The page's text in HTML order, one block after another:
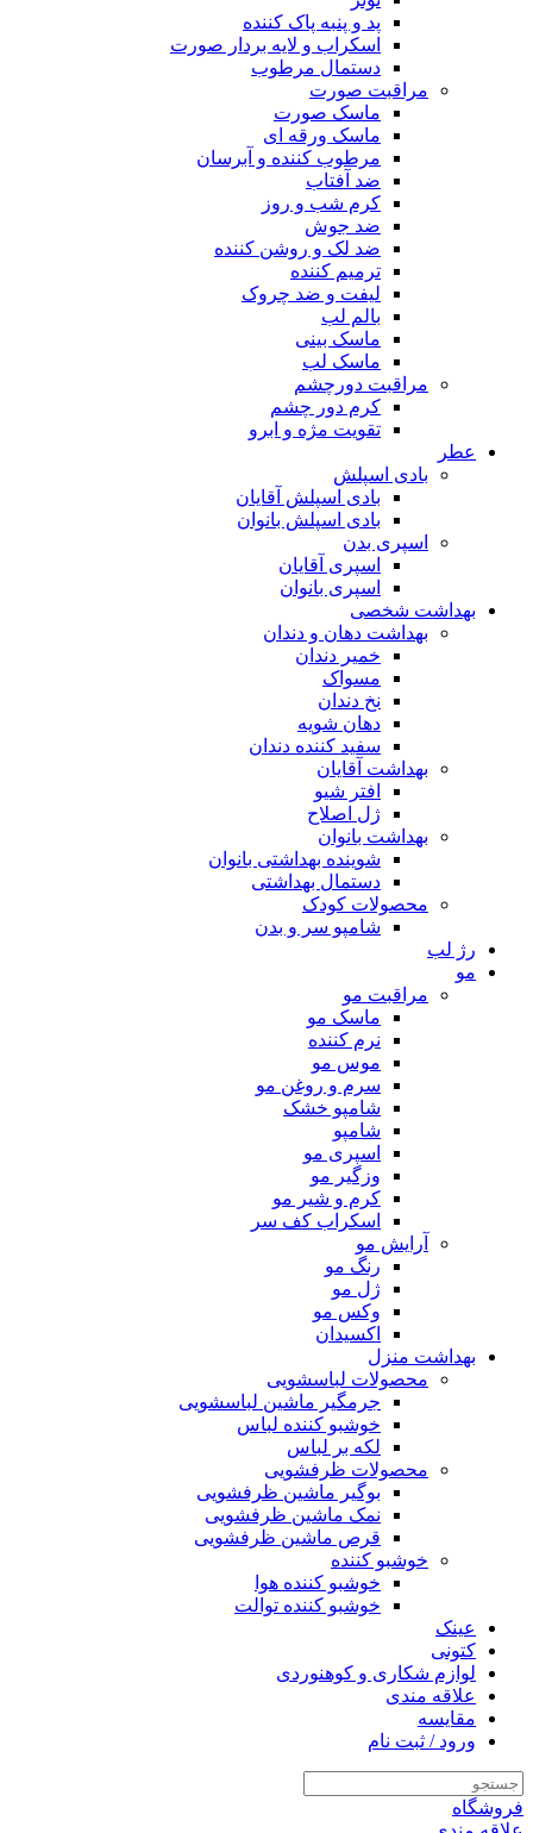
پد و پنبه پاک کننده
اسکراب و لایه بردار صورت
دستمال مرطوب
مراقبت صورت
ماسک صورت
ماسک ورقه ای
مرطوب کننده و آبرسان
ضد آفتاب
کرم شب و روز
ضد جوش
ضد لک و روشن کننده
ترمیم کننده
لیفت و ضد چروک
بالم لب
ماسک بینی
ماسک لب
مراقبت دورچشم
کرم دور چشم
تقویت مژه و ابرو
عطر
بادی اسپلش
بادی اسپلش آقایان
بادی اسپلش بانوان
اسپری بدن
اسپری آقایان
اسپری بانوان
بهداشت شخصی
بهداشت دهان و دندان
خمیر دندان
مسواک
نخ دندان
دهان شویه
سفید کننده دندان
بهداشت آقایان
افتر شیو
ژل اصلاح
بهداشت بانوان
شوینده بهداشتی بانوان
دستمال بهداشتی
محصولات کودک
شامپو سر و بدن
رژ لب
مو
مراقبت مو
ماسک مو
نرم کننده
موس مو
سرم و روغن مو
شامپو خشک
شامپو
اسپری مو
وزگیر مو
کرم و شیر مو
اسکراب کف سر
آرایش مو
رنگ مو
ژل مو
وکس مو
اکسیدان
بهداشت منزل
محصولات لباسشویی
جرمگیر ماشین لباسشویی
خوشبو کننده لباس
لکه بر لباس
محصولات ظرفشویی
بوگیر ماشین ظرفشویی
نمک ماشین ظرفشویی
قرص ماشین ظرفشویی
خوشبو کننده
خوشبو کننده هوا
خوشبو کننده توالت
عینک
کتونی
لوازم شکاری و کوهنوردی
علاقه مندی
مقایسه
ورود / ثبت نام
فروشگاه